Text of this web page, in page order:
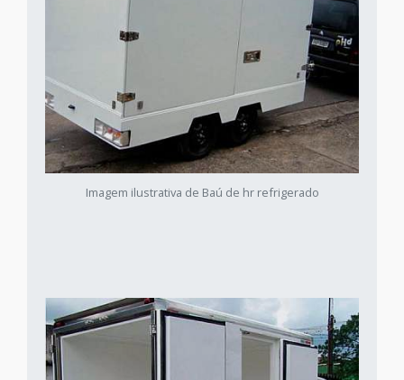
Imagem ilustrativa de Baú de hr refrigerado